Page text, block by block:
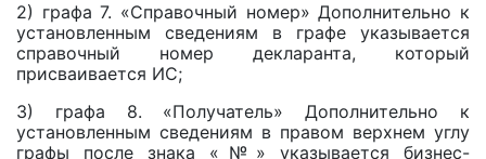
2) графа 7. «Справочный номер» Дополнительно к
установленным сведениям в графе указывается
справочный номер декларанта, который
присваивается ИС;
3) графа 8. «Получатель» Дополнительно к
установленным сведениям в правом верхнем углу
графы после знака «№» указывается бизнес-